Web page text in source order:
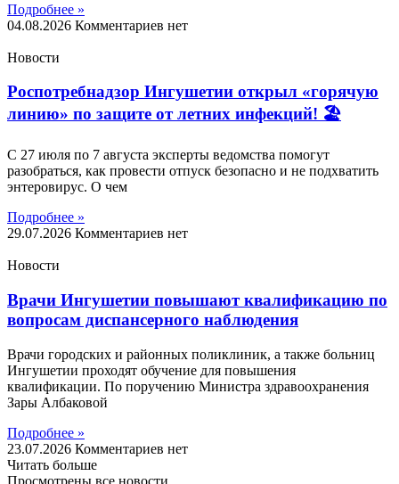
Подробнее »
04.08.2026 Комментариев нет
Новости
Роспотребнадзор Ингушетии открыл «горячую
линию» по защите от летних инфекций! 🏖
С 27 июля по 7 августа эксперты ведомства помогут
разобраться, как провести отпуск безопасно и не подхватить
энтеровирус. О чем
Подробнее »
29.07.2026 Комментариев нет
Новости
Врачи Ингушетии повышают квалификацию по
вопросам диспансерного наблюдения
Врачи городских и районных поликлиник, а также больниц
Ингушетии проходят обучение для повышения
квалификации. По поручению Министра здравоохранения
Зары Албаковой
Подробнее »
23.07.2026 Комментариев нет
Читать больше
Просмотрены все новости